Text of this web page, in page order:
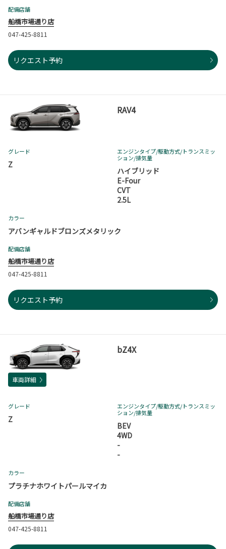
配備店舗
船橋市場通り店
047-425-8811
リクエスト予約
RAV4
グレード
Z
エンジンタイプ/駆動方式/トランスミッ
ション/排気量
ハイブリッド
E-Four
CVT
2.5L
カラー
アバンギャルドブロンズメタリック
配備店舗
船橋市場通り店
047-425-8811
リクエスト予約
bZ4X
車両詳細
グレード
Z
エンジンタイプ/駆動方式/トランスミッ
ション/排気量
BEV
4WD
-
-
カラー
プラチナホワイトパールマイカ
配備店舗
船橋市場通り店
047-425-8811